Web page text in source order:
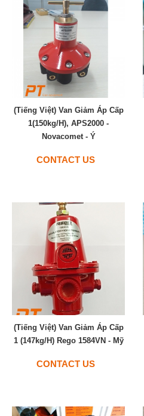
(Tiếng Việt) Van Giảm Áp Cấp
1(150kg/h), APS2000 -
Novacomet - Ý
CONTACT US
(Tiếng Việt) Van Giảm Áp Cấp
1 (147kg/h) Rego 1584VN - Mỹ
CONTACT US